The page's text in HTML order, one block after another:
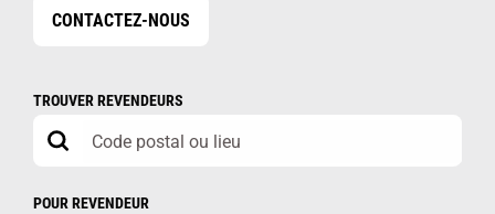
CONTACTEZ-NOUS
TROUVER REVENDEURS
POUR REVENDEUR